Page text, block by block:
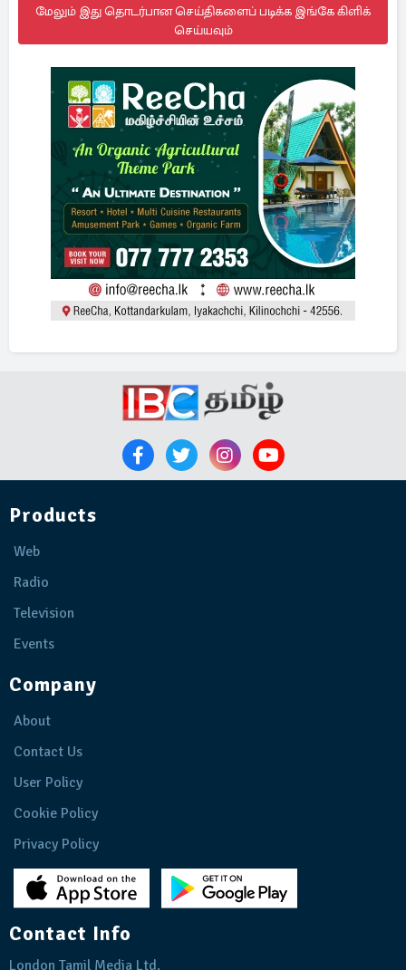
மேலும் இது தொடர்பான செய்திகளைப் படிக்க இங்கே கிளிக்
செய்யவும்
Products
Web
Radio
Television
Events
Company
About
Contact Us
User Policy
Cookie Policy
Privacy Policy
Contact Info
London Tamil Media Ltd.